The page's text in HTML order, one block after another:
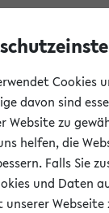
in
2026 Previous...
Cookies
davon sind
Website zu
helfen, die
Falls Sie
und Daten
Webseite